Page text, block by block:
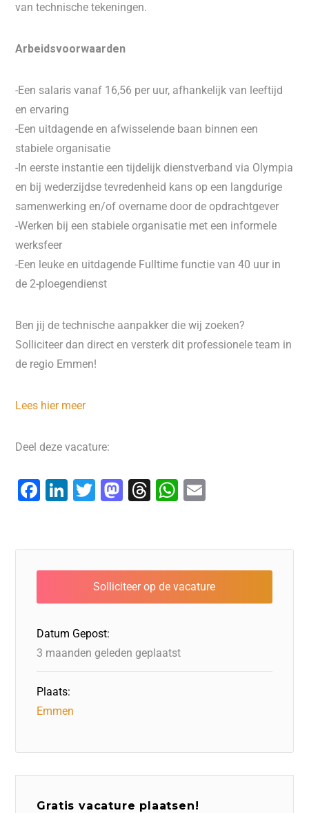
van technische tekeningen.
Arbeidsvoorwaarden
-Een salaris vanaf 16,56 per uur, afhankelijk van leeftijd
en ervaring
-Een uitdagende en afwisselende baan binnen een
stabiele organisatie
-In eerste instantie een tijdelijk dienstverband via Olympia
en bij wederzijdse tevredenheid kans op een langdurige
samenwerking en/of overname door de opdrachtgever
-Werken bij een stabiele organisatie met een informele
werksfeer
-Een leuke en uitdagende Fulltime functie van 40 uur in
de 2-ploegendienst
Ben jij de technische aanpakker die wij zoeken?
Solliciteer dan direct en versterk dit professionele team in
de regio Emmen!
Lees hier meer
Deel deze vacature:
F
e
b
o
o
k
Li
e
dI
n
T
er
M
o
d
o
T
a
d
s
W
s
A
p
l
Datum Gepost:
3 maanden geleden geplaatst
Plaats:
Emmen
Gratis vacature plaatsen!